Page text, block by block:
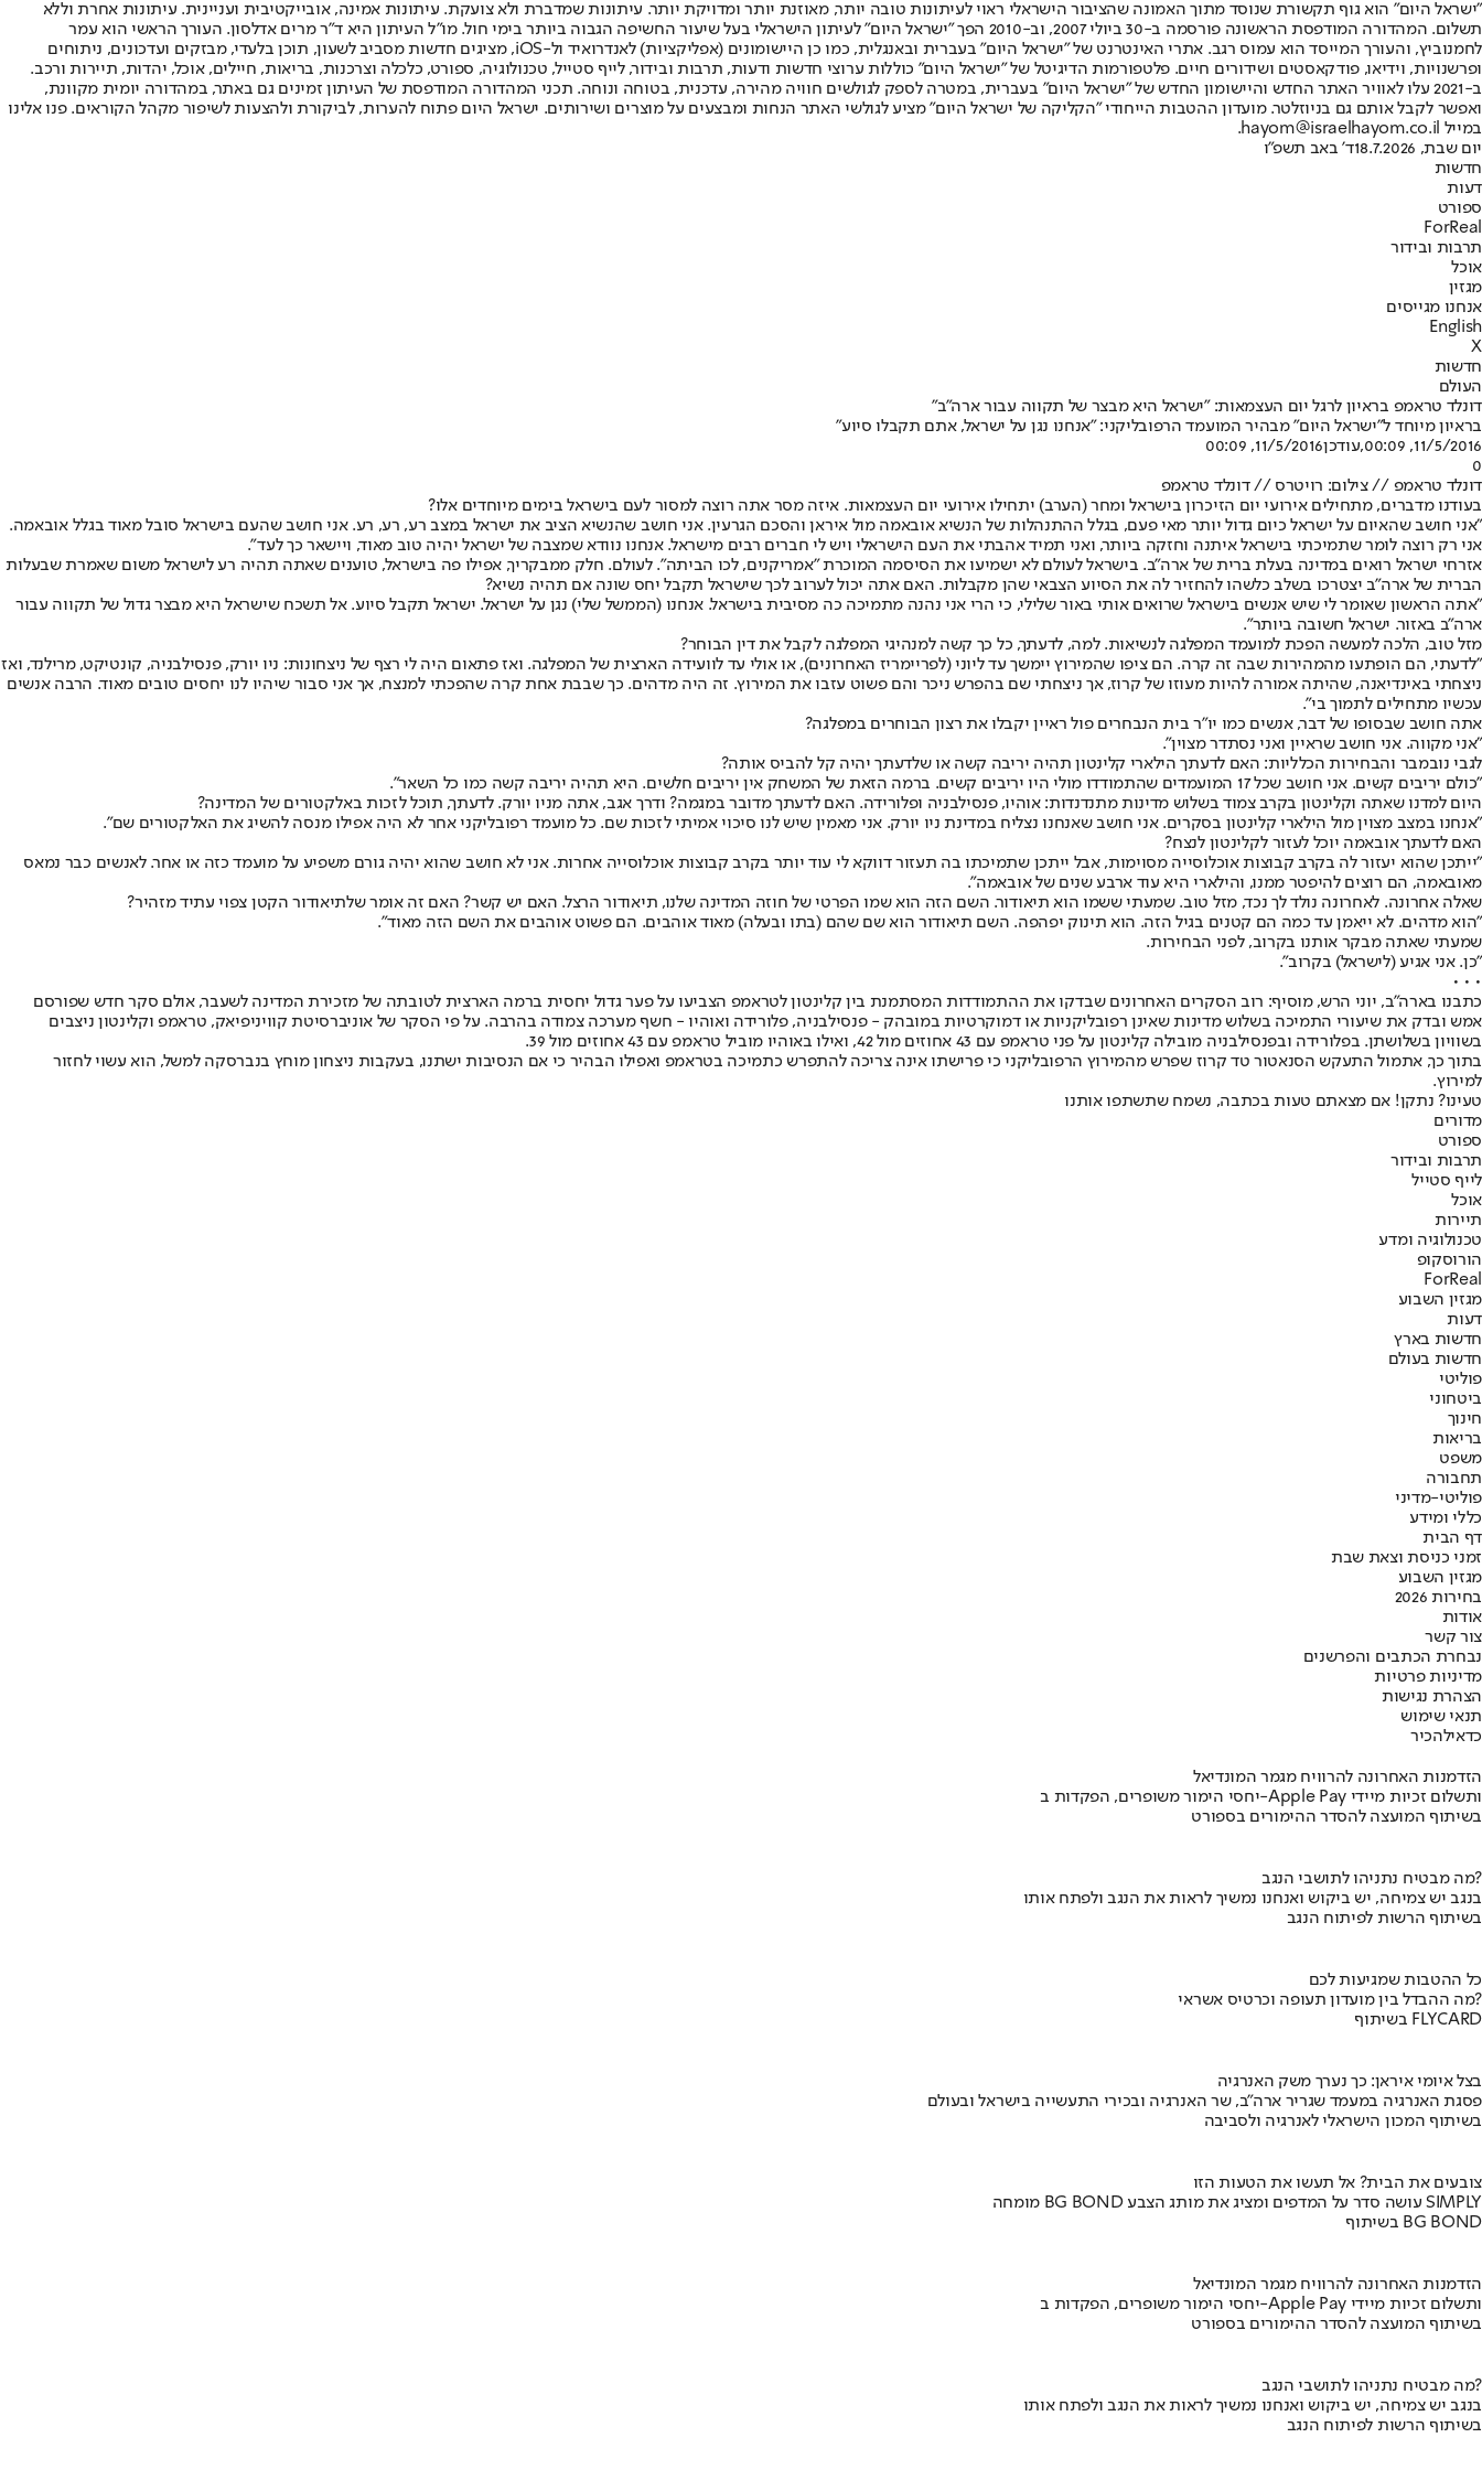
"ישראל היום" הוא גוף תקשורת שנוסד מתוך האמונה שהציבור הישראלי ראוי לעיתונות טובה יותר, מאוזנת יותר ומדויקת יותר. עיתונות שמדברת ולא צועקת. עיתונות אמינה, אובייקטיבית ועניינית. עיתונות אחרת וללא
תשלום. המהדורה המודפסת הראשונה פורסמה ב-30 ביולי 2007, וב-2010 הפך "ישראל היום" לעיתון הישראלי בעל שיעור החשיפה הגבוה ביותר בימי חול. מו"ל העיתון היא ד"ר מרים אדלסון. העורך הראשי הוא עמר
לחמנוביץ, והעורך המייסד הוא עמוס רגב. אתרי האינטרנט של "ישראל היום" בעברית ובאנגלית, כמו כן היישומונים (אפליקציות) לאנדרואיד ול-iOS, מציגים חדשות מסביב לשעון, תוכן בלעדי, מבזקים ועדכונים, ניתוחים
ופרשנויות, וידיאו, פודקאסטים ושידורים חיים. פלטפורמות הדיגיטל של "ישראל היום" כוללות ערוצי חדשות ודעות, תרבות ובידור, לייף סטייל, טכנולוגיה, ספורט, כלכלה וצרכנות, בריאות, חיילים, אוכל, יהדות, תיירות ורכב.
ב-2021 עלו לאוויר האתר החדש והיישומון החדש של "ישראל היום" בעברית, במטרה לספק לגולשים חוויה מהירה, עדכנית, בטוחה ונוחה. תכני המהדורה המודפסת של העיתון זמינים גם באתר, במהדורה יומית מקוונת,
ואפשר לקבל אותם גם בניוזלטר. מועדון ההטבות הייחודי "הקליקה של ישראל היום" מציע לגולשי האתר הנחות ומבצעים על מוצרים ושירותים. ישראל היום פתוח להערות, לביקורת ולהצעות לשיפור מקהל הקוראים. פנו אלינו
במייל hayom@israelhayom.co.il.
יום שבת, 18.7.2026
ד' באב תשפ"ו
חדשות
דעות
ספורט
ForReal
תרבות ובידור
אוכל
מגזין
אנחנו מגייסים
English
X
חדשות
העולם
דונלד טראמפ בראיון לרגל יום העצמאות: "ישראל היא מבצר של תקווה עבור ארה"ב"
בראיון מיוחד ל"ישראל היום" מבהיר המועמד הרפובליקני: "אנחנו נגן על ישראל, אתם תקבלו סיוע"
11/5/2016, 00:09
,עודכן11/5/2016, 00:09
0
דונלד טראמפ // צילום: רויטרס // דונלד טראמפ
בעודנו מדברים, מתחילים אירועי יום הזיכרון בישראל ומחר (הערב) יתחילו אירועי יום העצמאות. איזה מסר אתה רוצה למסור לעם בישראל בימים מיוחדים אלו?
"אני חושב שהאיום על ישראל כיום גדול יותר מאי פעם, בגלל ההתנהלות של הנשיא אובאמה מול איראן והסכם הגרעין. אני חושב שהנשיא הציב את ישראל במצב רע, רע, רע. אני חושב שהעם בישראל סובל מאוד בגלל אובאמה.
אני רק רוצה לומר שתמיכתי בישראל איתנה וחזקה ביותר, ואני תמיד אהבתי את העם הישראלי ויש לי חברים רבים מישראל. אנחנו נוודא שמצבה של ישראל יהיה טוב מאוד, ויישאר כך לעד".
אזרחי ישראל רואים במדינה בעלת ברית של ארה"ב. בישראל לעולם לא ישמיעו את הסיסמה המוכרת "אמריקנים, לכו הביתה". לעולם. חלק ממבקריך, אפילו פה בישראל, טוענים שאתה תהיה רע לישראל משום שאמרת שבעלות
הברית של ארה"ב יצטרכו בשלב כלשהו להחזיר לה את הסיוע הצבאי שהן מקבלות. האם אתה יכול לערוב לכך שישראל תקבל יחס שונה אם תהיה נשיא?
"אתה הראשון שאומר לי שיש אנשים בישראל שרואים אותי באור שלילי, כי הרי אני נהנה מתמיכה כה מסיבית בישראל. אנחנו (הממשל שלי) נגן על ישראל. ישראל תקבל סיוע. אל תשכח שישראל היא מבצר גדול של תקווה עבור
ארה"ב באזור. ישראל חשובה ביותר".
מזל טוב, הלכה למעשה הפכת למועמד המפלגה לנשיאות. למה, לדעתך, כל כך קשה למנהיגי המפלגה לקבל את דין הבוחר?
"לדעתי, הם הופתעו מהמהירות שבה זה קרה. הם ציפו שהמירוץ יימשך עד ליוני (לפריימריז האחרונים), או אולי עד לוועידה הארצית של המפלגה. ואז פתאום היה לי רצף של ניצחונות: ניו יורק, פנסילבניה, קונטיקט, מרילנד, ואז
ניצחתי באינדיאנה, שהיתה אמורה להיות מעוזו של קרוז, אך ניצחתי שם בהפרש ניכר והם פשוט עזבו את המירוץ. זה היה מדהים. כך שבבת אחת קרה שהפכתי למנצח, אך אני סבור שיהיו לנו יחסים טובים מאוד. הרבה אנשים
עכשיו מתחילים לתמוך בי".
אתה חושב שבסופו של דבר, אנשים כמו יו"ר בית הנבחרים פול ראיין יקבלו את רצון הבוחרים במפלגה?
"אני מקווה. אני חושב שראיין ואני נסתדר מצוין".
לגבי נובמבר והבחירות הכלליות: האם לדעתך הילארי קלינטון תהיה יריבה קשה או שלדעתך יהיה קל להביס אותה?
"כולם יריבים קשים. אני חושב שכל 17 המועמדים שהתמודדו מולי היו יריבים קשים. ברמה הזאת של המשחק אין יריבים חלשים. היא תהיה יריבה קשה כמו כל השאר".
היום למדנו שאתה וקלינטון בקרב צמוד בשלוש מדינות מתנדנדות: אוהיו, פנסילבניה ופלורידה. האם לדעתך מדובר במגמה? ודרך אגב, אתה מניו יורק. לדעתך, תוכל לזכות באלקטורים של המדינה?
"אנחנו במצב מצוין מול הילארי קלינטון בסקרים. אני חושב שאנחנו נצליח במדינת ניו יורק. אני מאמין שיש לנו סיכוי אמיתי לזכות שם. כל מועמד רפובליקני אחר לא היה אפילו מנסה להשיג את האלקטורים שם".
האם לדעתך אובאמה יוכל לעזור לקלינטון לנצח?
"ייתכן שהוא יעזור לה בקרב קבוצות אוכלוסייה מסוימות, אבל ייתכן שתמיכתו בה תעזור דווקא לי עוד יותר בקרב קבוצות אוכלוסייה אחרות. אני לא חושב שהוא יהיה גורם משפיע על מועמד כזה או אחר. לאנשים כבר נמאס
מאובאמה, הם רוצים להיפטר ממנו, והילארי היא עוד ארבע שנים של אובאמה".
שאלה אחרונה. לאחרונה נולד לך נכד, מזל טוב. שמעתי ששמו הוא תיאודור. השם הזה הוא שמו הפרטי של חוזה המדינה שלנו, תיאודור הרצל. האם יש קשר? האם זה אומר שלתיאודור הקטן צפוי עתיד מזהיר?
"הוא מדהים. לא ייאמן עד כמה הם קטנים בגיל הזה. הוא תינוק יפהפה. השם תיאודור הוא שם שהם (בתו ובעלה) מאוד אוהבים. הם פשוט אוהבים את השם הזה מאוד".
שמעתי שאתה מבקר אותנו בקרוב, לפני הבחירות.
"כן. אני אגיע (לישראל) בקרוב".
• • •
כתבנו בארה"ב, יוני הרש, מוסיף: רוב הסקרים האחרונים שבדקו את ההתמודדות המסתמנת בין קלינטון לטראמפ הצביעו על פער גדול יחסית ברמה הארצית לטובתה של מזכירת המדינה לשעבר, אולם סקר חדש שפורסם
אמש ובדק את שיעורי התמיכה בשלוש מדינות שאינן רפובליקניות או דמוקרטיות במובהק - פנסילבניה, פלורידה ואוהיו - חשף מערכה צמודה בהרבה. על פי הסקר של אוניברסיטת קוויניפיאק, טראמפ וקלינטון ניצבים
בשוויון בשלושתן. בפלורידה ובפנסילבניה מובילה קלינטון על פני טראמפ עם 43 אחוזים מול 42, ואילו באוהיו מוביל טראמפ עם 43 אחוזים מול 39.
בתוך כך, אתמול התעקש הסנאטור טד קרוז שפרש מהמירוץ הרפובליקני כי פרישתו אינה צריכה להתפרש כתמיכה בטראמפ ואפילו הבהיר כי אם הנסיבות ישתנו, בעקבות ניצחון מוחץ בנברסקה למשל, הוא עשוי לחזור
למירוץ.
טעינו? נתקן! אם מצאתם טעות בכתבה, נשמח שתשתפו אותנו
מדורים
ספורט
תרבות ובידור
לייף סטייל
אוכל
תיירות
טכנולוגיה ומדע
הורוסקופ
ForReal
מגזין השבוע
דעות
חדשות בארץ
חדשות בעולם
פוליטי
ביטחוני
חינוך
בריאות
משפט
תחבורה
פוליטי-מדיני
כללי ומידע
דף הבית
זמני כניסת וצאת שבת
מגזין השבוע
בחירות 2026
אודות
צור קשר
נבחרת הכתבים והפרשנים
מדיניות פרטיות
הצהרת נגישות
תנאי שימוש
כדאילהכיר
הזדמנות האחרונה להרוויח מגמר המונדיאל
יחסי הימור משופרים, הפקדות ב-Apple Pay ותשלום זכיות מיידי
בשיתוף המועצה להסדר ההימורים בספורט
מה מבטיח נתניהו לתושבי הנגב?
בנגב יש צמיחה, יש ביקוש ואנחנו נמשיך לראות את הנגב ולפתח אותו
בשיתוף הרשות לפיתוח הנגב
כל ההטבות שמגיעות לכם
מה ההבדל בין מועדון תעופה וכרטיס אשראי?
בשיתוף FLYCARD
בצל איומי איראן: כך נערך משק האנרגיה
פסגת האנרגיה במעמד שגריר ארה"ב, שר האנרגיה ובכירי התעשייה בישראל ובעולם
בשיתוף המכון הישראלי לאנרגיה ולסביבה
צובעים את הבית? אל תעשו את הטעות הזו
מומחה BG BOND עושה סדר על המדפים ומציג את מותג הצבע SIMPLY
בשיתוף BG BOND
הזדמנות האחרונה להרוויח מגמר המונדיאל
יחסי הימור משופרים, הפקדות ב-Apple Pay ותשלום זכיות מיידי
בשיתוף המועצה להסדר ההימורים בספורט
מה מבטיח נתניהו לתושבי הנגב?
בנגב יש צמיחה, יש ביקוש ואנחנו נמשיך לראות את הנגב ולפתח אותו
בשיתוף הרשות לפיתוח הנגב